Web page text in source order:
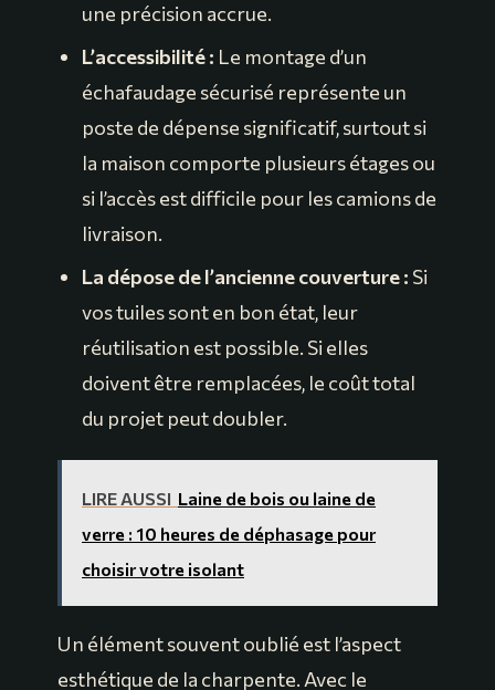
une précision accrue.
L’accessibilité : Le montage d’un
échafaudage sécurisé représente un
poste de dépense significatif, surtout si
la maison comporte plusieurs étages ou
si l’accès est difficile pour les camions de
livraison.
La dépose de l’ancienne couverture : Si
vos tuiles sont en bon état, leur
réutilisation est possible. Si elles
doivent être remplacées, le coût total
du projet peut doubler.
LIRE AUSSI Laine de bois ou laine de
verre : 10 heures de déphasage pour
choisir votre isolant
Un élément souvent oublié est l’aspect
esthétique de la charpente. Avec le